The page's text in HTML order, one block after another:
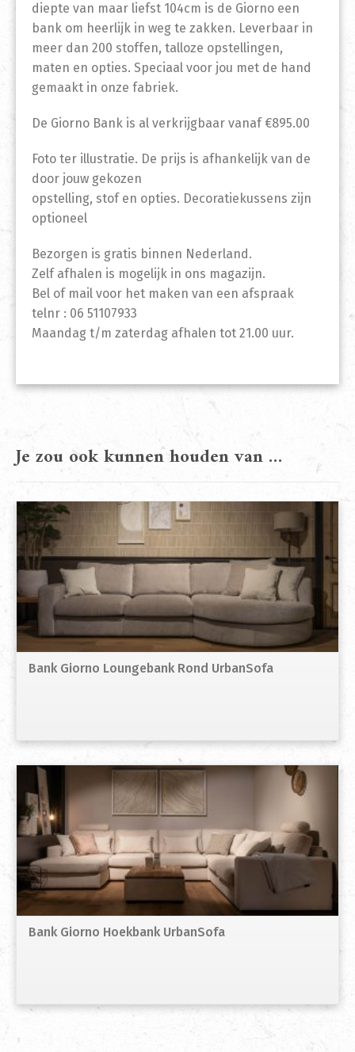
diepte van maar liefst 104cm is de Giorno een
bank om heerlijk in weg te zakken. Leverbaar in
meer dan 200 stoffen, talloze opstellingen,
maten en opties. Speciaal voor jou met de hand
gemaakt in onze fabriek.
De Giorno Bank is al verkrijgbaar vanaf €895.00
Foto ter illustratie. De prijs is afhankelijk van de
door jouw gekozen
opstelling, stof en opties. Decoratiekussens zijn
optioneel
Bezorgen is gratis binnen Nederland.
Zelf afhalen is mogelijk in ons magazijn.
Bel of mail voor het maken van een afspraak
telnr : 06 51107933
Maandag t/m zaterdag afhalen tot 21.00 uur.
Je zou ook kunnen houden van …
Bank Giorno Loungebank Rond UrbanSofa
Bank Giorno Hoekbank UrbanSofa